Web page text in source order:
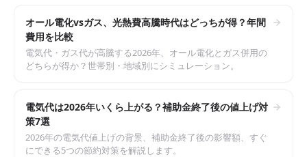
オール電化vsガス、光熱費高騰時代はどっちが得？年間
費用を比較
電気代・ガス代が高騰する2026年、オール電化とガス併用の
どちらが得か？世帯別・地域別にシミュレーション。
電気代は2026年いくら上がる？補助金終了後の値上げ対
策7選
2026年の電気代値上げの背景、補助金終了後の影響額、すぐ
にできる5つの節約対策を解説します。